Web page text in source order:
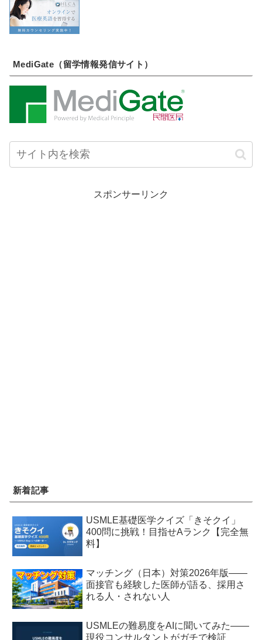
MediGate（留学情報発信サイト）
スポンサーリンク
新着記事
USMLE基礎医学クイズ「きそクイ」
400問に挑戦！目指せAランク【完全無
料】
マッチング（日本）対策2026年版——
面接官も経験した医師が語る、採用さ
れる人・されない人
USMLEの難易度をAIに聞いてみた——
現役コンサルタントがガチで検証